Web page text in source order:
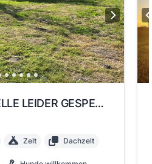
WEGEN BAUSTELLE LEIDER GESPERRT Fintauwiese hinter dem Haus mit dem Storch in der Nachbarschaft
Zelt Dachzelt